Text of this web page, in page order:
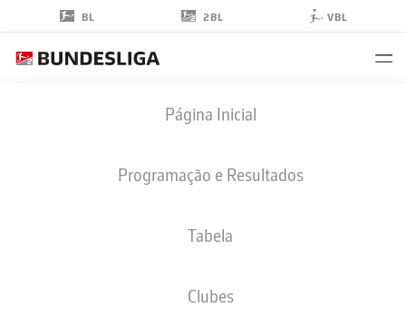
BL 2BL VBL
Página Inicial
Programação e Resultados
Tabela
Clubes